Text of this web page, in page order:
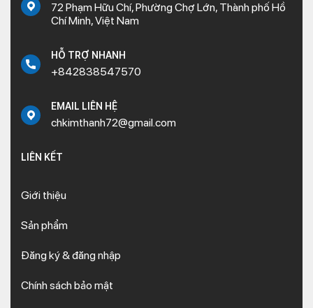
72 Phạm Hữu Chí, Phường Chợ Lớn, Thành phố Hồ
Chí Minh, Việt Nam
HỖ TRỢ NHANH
+842838547570
EMAIL LIÊN HỆ
chkimthanh72@gmail.com
LIÊN KẾT
Giới thiệu
Sản phẩm
Đăng ký & đăng nhập
Chính sách bảo mật